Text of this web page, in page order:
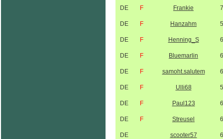
DE F Frankie
DE F Hanzahm
DE F Henning_S
DE F Bluemarlin
DE F samoht.salutem
DE F Ulli68
DE F Paul123
DE F Streusel
DE scooter57